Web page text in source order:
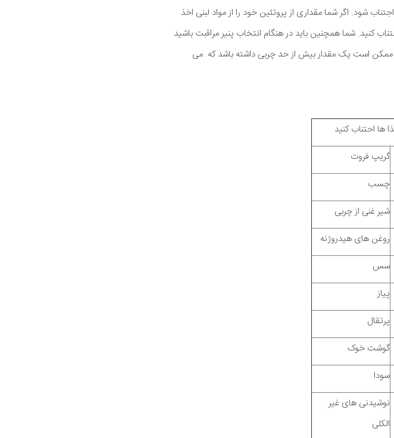
شود. اگر شما مقداری از پروتئین خود را از مواد لبنی اخذ
کنید. شما همچنین باید در هنگام انتخاب پنیر مراقبت باشید
نیز ممکن است یک مقدار بیش از حد چربی داشته باشد که می
ها احتناب کنید
گریپ فروت
چسب
شیر غنی از چربی
روغن های هیدروژنه
سس
پیاز
پرتقال
گوشت خوک
سودا
نوشیدنی های غیر
الکلی